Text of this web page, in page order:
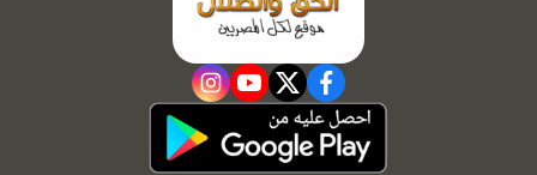
facebook
twitter
youtube
instagram